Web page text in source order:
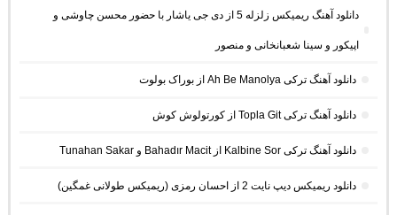
دانلود آهنگ ریمیکس زلزله 5 از دی جی یاشار با حضور محسن چاوشی و
اپیکور و سینا شعبانخانی و منصور
دانلود آهنگ ترکی Ah Be Manolya از بوراک بولوت
دانلود آهنگ ترکی Topla Git از کورتولوش کوش
دانلود آهنگ ترکی Kalbine Sor از Bahadır Macit و Tunahan Sakar
دانلود ریمیکس دیپ نایت 2 از احسان رمزی (ریمیکس طولانی غمگین)